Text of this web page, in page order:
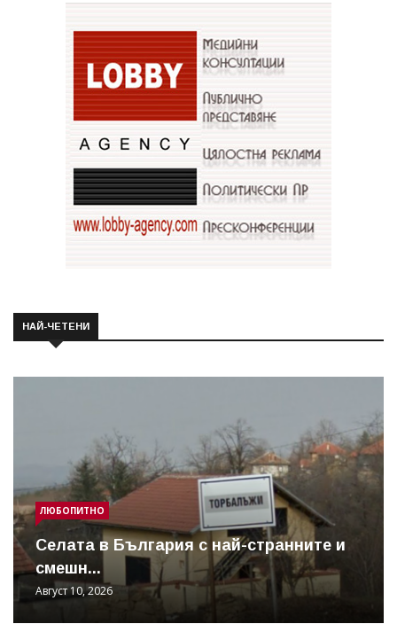
НАЙ-ЧЕТЕНИ
ЛЮБОПИТНО
Cелата в България с най-странните и
смешн...
Август 10, 2026